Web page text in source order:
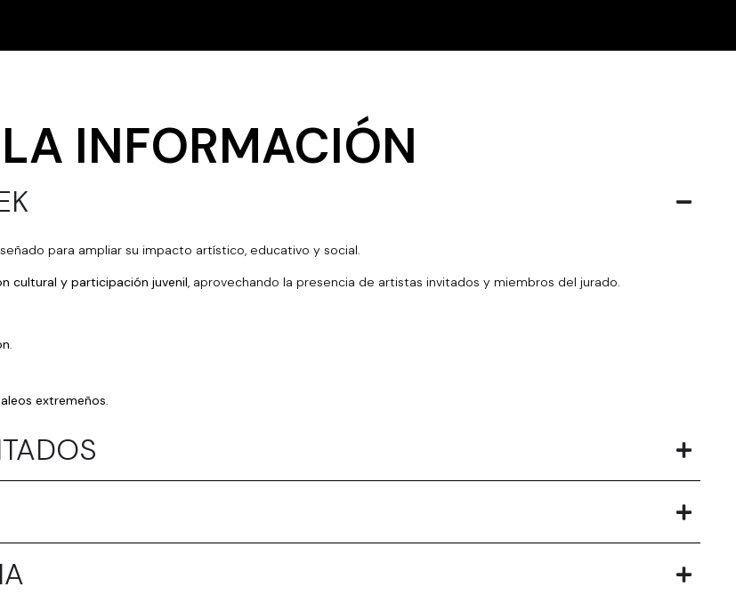
INFORMACIÓN
para ampliar su impacto artístico, educativo y social.
cultural y participación juvenil, aprovechando la presencia de artistas invitados y miembros del jurado.
n.
extremeños.